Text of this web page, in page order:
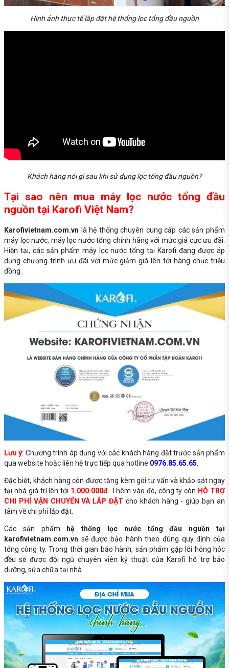
Hình ảnh thực tế lắp đặt hệ thống lọc tổng đầu nguồn
Khách hàng nói gì sau khi sử dụng lọc tổng đầu nguồn?
Tại sao nên mua máy lọc nước tổng đầu
nguồn tại Karofi Việt Nam?
Karofivietnam.com.vn là hệ thống chuyên cung cấp các sản phẩm
máy lọc nước, máy lọc nước tổng chính hãng với mức giá cực ưu đãi.
Hiện tại, các sản phẩm máy lọc nước tổng tại Karofi đang được áp
dụng chương trình ưu đãi với mức giảm giá lên tới hàng chục triệu
đồng.
Lưu ý: Chương trình áp dụng với các khách hàng đặt trước sản phẩm
qua website hoặc liên hệ trực tiếp qua hotline 0976.85.65.65
Đặc biệt, khách hàng còn được tặng kèm gói tư vấn và khảo sát ngay
tại nhà giá trị lên tới 1.000.000đ . Thêm vào đó, công ty còn HỖ TRỢ
CHI PHÍ VẬN CHUYỂN VÀ LẮP ĐẶT cho khách hàng - giúp bạn an
tâm về chi phí lắp đặt.
Các sản phẩm hệ thống lọc nước tổng đầu nguồn tại
karofivietnam.com.vn sẽ được bảo hành theo đúng quy định của
tổng công ty. Trong thời gian bảo hành, sản phẩm gặp lỗi hỏng hóc
đều sẽ được đội ngũ chuyên viên kỹ thuật của Karofi hỗ trợ bảo
dưỡng, sửa chữa tại nhà.